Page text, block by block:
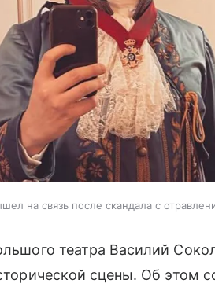
на связь после скандала с
театра Василий
сцены. Об этом